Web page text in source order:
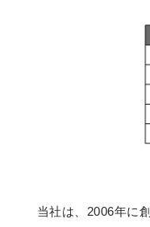
当社は、2006年に